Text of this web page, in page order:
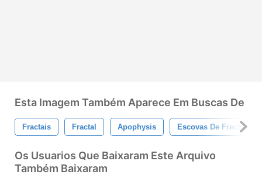
Esta Imagem Também Aparece Em Buscas De
Fractais Fractal Apophysis Escovas De Fractal
Os Usuarios Que Baixaram Este Arquivo
Também Baixaram